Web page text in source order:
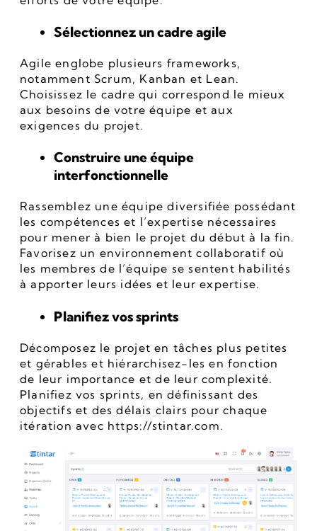
Sélectionnez un cadre agile
Agile englobe plusieurs frameworks,
notamment Scrum, Kanban et Lean.
Choisissez le cadre qui correspond le mieux
aux besoins de votre équipe et aux
exigences du projet.
Construire une équipe
interfonctionnelle
Rassemblez une équipe diversifiée possédant
les compétences et l’expertise nécessaires
pour mener à bien le projet du début à la fin.
Favorisez un environnement collaboratif où
les membres de l’équipe se sentent habilités
à apporter leurs idées et leur expertise.
Planifiez vos sprints
Décomposez le projet en tâches plus petites
et gérables et hiérarchisez-les en fonction
de leur importance et de leur complexité.
Planifiez vos sprints, en définissant des
objectifs et des délais clairs pour chaque
itération avec https://stintar.com.